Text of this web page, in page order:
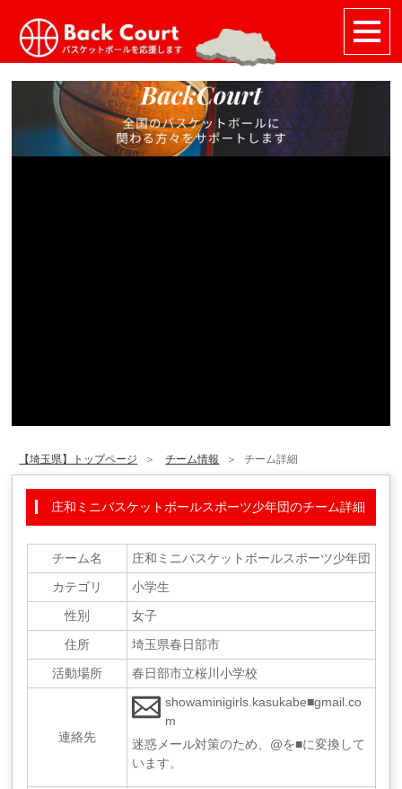
【埼玉県】トップページ チーム情報 チーム詳細
庄和ミニバスケットボールスポーツ少年団のチーム詳細
チーム名
庄和ミニバスケットボールスポーツ少年団
カテゴリ
小学生
性別
女子
住所
埼玉県春日部市
活動場所
春日部市立桜川小学校
連絡先
showaminigirls.kasukabe■gmail.co
m
迷惑メール対策のため、@を■に変換して
います。